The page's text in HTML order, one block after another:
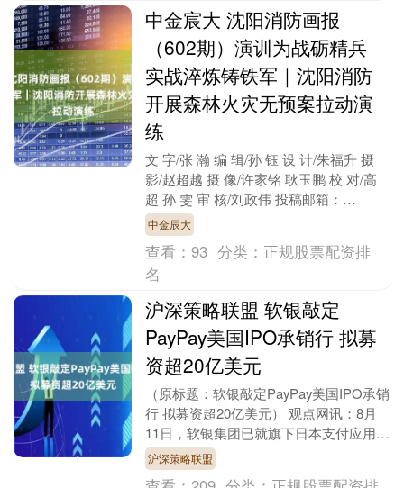
中金宸大 沈阳消防画报
（602期）演训为战砺精兵
实战淬炼铸铁军｜沈阳消防
开展森林火灾无预案拉动演
练
文 字/张 瀚 编 辑/孙 钰 设 计/朱福升 摄
影/赵超越 摄 像/许家铭 耿玉鹏 校 对/高
超 孙 雯 审 核/刘政伟 投稿邮箱：
syxfxck@163....
中金辰大
查看：93 分类： 正规股票配资排
名
沪深策略联盟 软银敲定
PayPay美国IPO承销行 拟募
资超20亿美元
（原标题：软银敲定PayPay美国IPO承销
行 拟募资超20亿美元） 观点网讯：8月
11日，软银集团已就旗下日本支付应用
PayPay的美国首次公开募股（IPO）....
沪深策略联盟